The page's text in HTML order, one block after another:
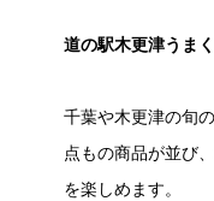
道の駅木更津うま
千葉や木更津の旬
点もの商品が並び
を楽しめます。